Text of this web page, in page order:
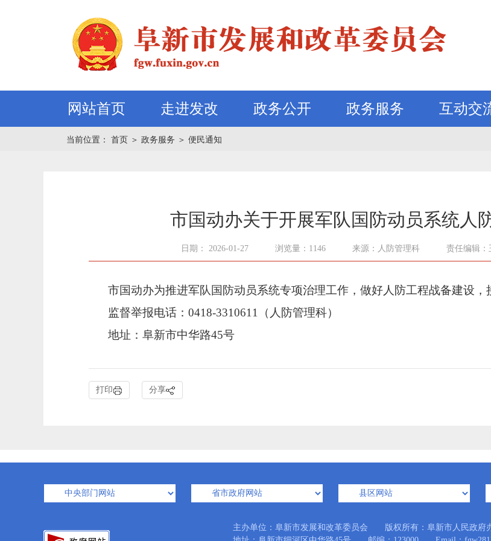
网站首页 走进发改 政务公开 政务服务 互动交
当前位置： 首页 ＞ 政务服务 ＞ 便民通知
市国动办关于开展军队国防动员系统人
日期： 2026-01-27 浏览量：1146 来源：人防管理科 责任编辑：
市国动办为推进军队国防动员系统专项治理工作，做好人防工程战备建设，
监督举报电话：0418-3310611（人防管理科）
地址：阜新市中华路45号
打印 分享
主办单位：阜新市发展和改革委员会 版权所有：阜新市人民政府